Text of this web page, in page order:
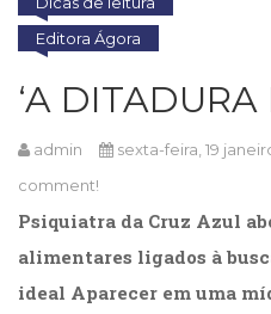
Jornalismo
(57)
(66)
Literatura
Erótica
Literatura,
Ficção,
Ensaios
Obras
Editora Ágora
‘A
admin sexta-feira, 19
comment!
Psiquiatra da Cruz Azul
alimentares ligados à
ideal Aparecer em uma